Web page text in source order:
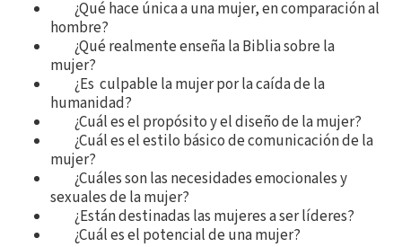
¿Qué hace única a una mujer, en comparación al
hombre?
¿Qué realmente enseña la Biblia sobre la
mujer?
¿Es culpable la mujer por la caída de la
humanidad?
¿Cuál es el propósito y el diseño de la mujer?
¿Cuál es el estilo básico de comunicación de la
mujer?
¿Cuáles son las necesidades emocionales y
sexuales de la mujer?
¿Están destinadas las mujeres a ser líderes?
¿Cuál es el potencial de una mujer?